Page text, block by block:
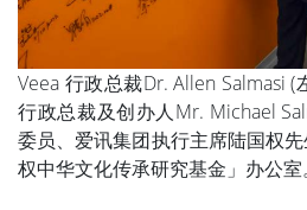
Veea 行政总裁Dr. Allen Salmasi (
行政总裁及创办人Mr. Michael
委员、爱讯集团执行主席陆国权
权中华文化传承研究基金」办公室。